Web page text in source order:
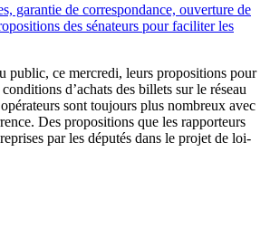
garantie de correspondance, ouverture de
des sénateurs pour faciliter les
public, ce mercredi, leurs propositions pour
d’achats des billets sur le réseau
sont toujours plus nombreux avec
Des propositions que les rapporteurs
par les députés dans le projet de loi-